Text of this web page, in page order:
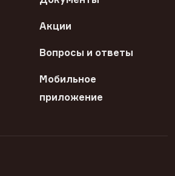
Акции
Вопросы и ответы
Мобильное
приложение